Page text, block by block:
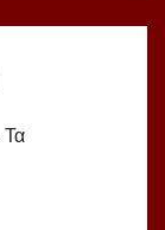
Τα